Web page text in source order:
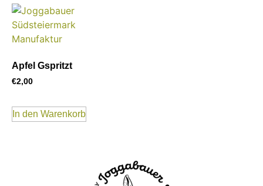
Apfel Gspritzt
€2,00
In den Warenkorb